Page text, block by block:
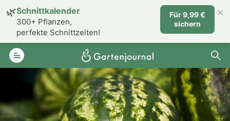
🌿Schnittkalender
300+ Pflanzen,
perfekte Schnittzeiten!
Für 9,99 €
sichern
×